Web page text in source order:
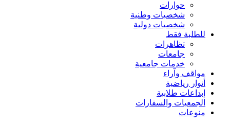
حوارات
شخصيات وطنية
شخصيات دولية
للطلبة فقط
تظاهرات
جامعات
خدمات جامعية
مواقف وآراء
أنوار رياضية
إبداعات طلابية
الجمعيات والسفارات
منوعات